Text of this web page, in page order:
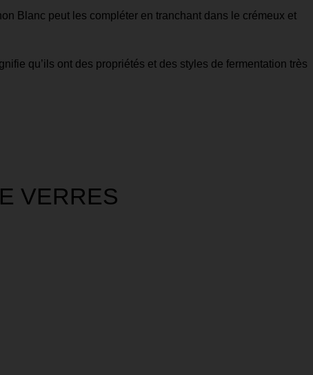
Blanc peut les compléter en tranchant dans le crémeux et
qu’ils ont des propriétés et des styles de fermentation très
VERRES